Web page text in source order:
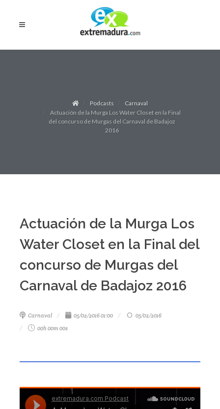
Podcasts
Carnaval
Actuación de la Murga Los Water Closet en la Final
del concurso de Murgas del Carnaval de Badajoz
2016
Actuación de la Murga Los
Water Closet en la Final del
concurso de Murgas del
Carnaval de Badajoz 2016
Carnaval 05/02/2016 01:00
05/02/2016
00h 00m 00s